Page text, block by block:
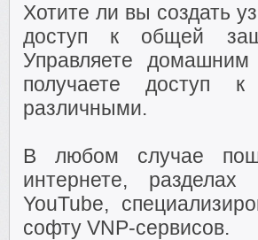
Хотите ли вы создать
доступ к общей
Управляете
получаете доступ
различными.
В любом случае
интернете,
YouTube,
софту VNP-сервисов.